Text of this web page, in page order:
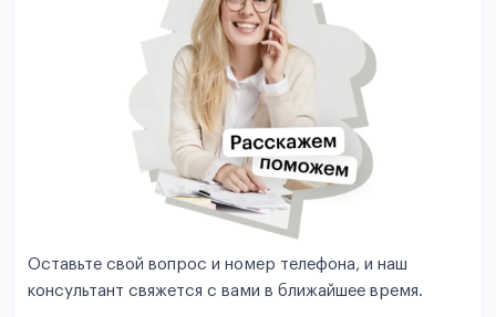
Оставьте свой вопрос и номер телефона, и наш
консультант свяжется с вами в ближайшее время.